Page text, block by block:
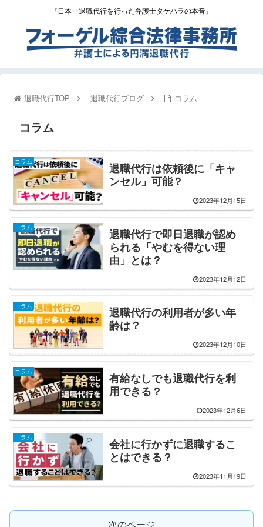
『日本一退職代行を行った弁護士タケハラの本音』
退職代行TOP 退職代行ブログ コラム
コラム
コラム
退職代行は依頼後に「キャ
ンセル」可能？
2023年12月15日
コラム
退職代行で即日退職が認め
られる「やむを得ない理
由」とは？
2023年12月12日
コラム
退職代行の利用者が多い年
齢は？
2023年12月10日
コラム
有給なしでも退職代行を利
用できる？
2023年12月6日
コラム
会社に行かずに退職するこ
とはできる？
2023年11月19日